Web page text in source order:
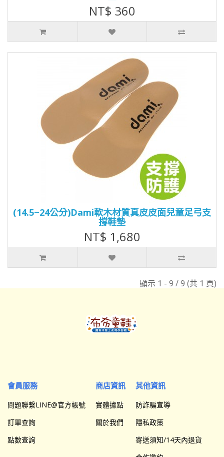
NT$ 360
(14.5~24公分)Dami軟木材質真皮皮面兒童足弓支
撐鞋墊
NT$ 1,680
顯示 1 - 9 / 9 (共 1 頁)
會員服務
問題聯繫LINE@官方帳號
訂單查詢
點數查詢
商店資訊
實體據點
關於我們
其他資訊
防詐騙宣導
隱私政策
寄送須知/14天內退貨